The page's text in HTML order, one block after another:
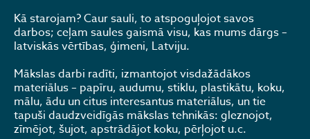
Kā starojam? Caur sauli, to atspoguļojot savos
darbos; ceļam saules gaismā visu, kas mums dārgs –
latviskās vērtības, ģimeni, Latviju.
Mākslas darbi radīti, izmantojot visdažādākos
materiālus – papīru, audumu, stiklu, plastikātu, koku,
mālu, ādu un citus interesantus materiālus, un tie
tapuši daudzveidīgās mākslas tehnikās: gleznojot,
zīmējot, šujot, apstrādājot koku, pērļojot u.c.